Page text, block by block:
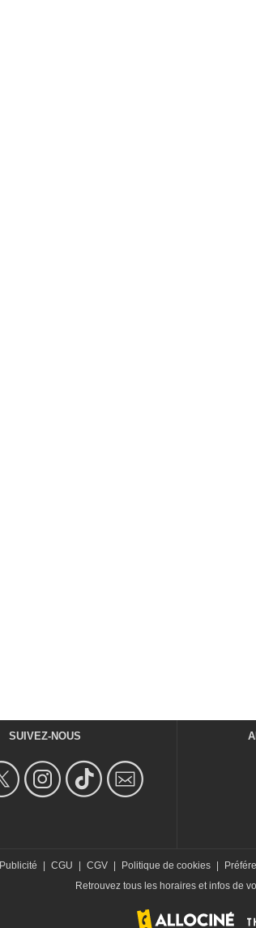
SUIVEZ-NOUS
Publicité CGU CGV Politique de cookies
Retrouvez tous les horaires et infos de